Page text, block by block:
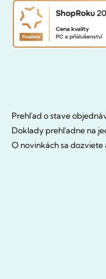
Prehľad o stave
Doklady prehľadne na
O novinkách sa dozviete